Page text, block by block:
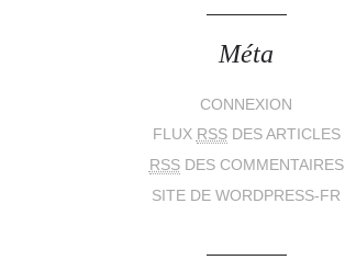
Méta
CONNEXION
FLUX RSSDES ARTICLES
RSSDES COMMENTAIRES
SITE DE WORDPRESS-FR